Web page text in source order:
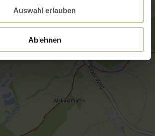
Auswahl erlauben
Ablehnen